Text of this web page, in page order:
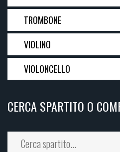
TROMBONE
VIOLINO
VIOLONCELLO
CERCA SPARTITO O